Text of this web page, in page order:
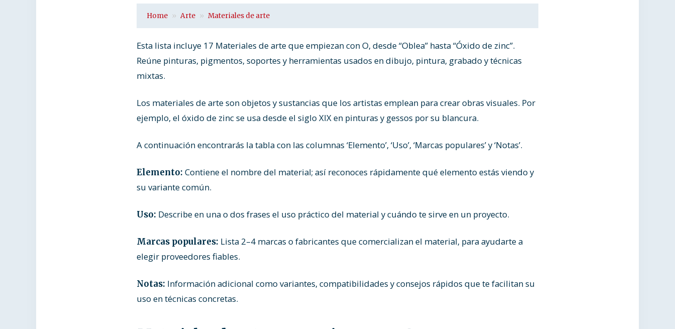
Home Arte Materiales de arte
Esta lista incluye 17 Materiales de arte que empiezan con O, desde “Oblea” hasta “Óxido de zinc”.
Reúne pinturas, pigmentos, soportes y herramientas usados en dibujo, pintura, grabado y técnicas
mixtas.
Los materiales de arte son objetos y sustancias que los artistas emplean para crear obras visuales. Por
ejemplo, el óxido de zinc se usa desde el siglo XIX en pinturas y gessos por su blancura.
A continuación encontrarás la tabla con las columnas ‘Elemento’, ‘Uso’, ‘Marcas populares’ y ‘Notas’.
Elemento: Contiene el nombre del material; así reconoces rápidamente qué elemento estás viendo y
su variante común.
Uso: Describe en una o dos frases el uso práctico del material y cuándo te sirve en un proyecto.
Marcas populares: Lista 2–4 marcas o fabricantes que comercializan el material, para ayudarte a
elegir proveedores fiables.
Notas: Información adicional como variantes, compatibilidades y consejos rápidos que te facilitan su
uso en técnicas concretas.